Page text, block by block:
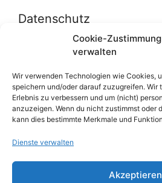
Cookie-Zustimmung
verwalten
Wir verwenden Technologien wie Cookies,
speichern und/oder darauf zuzugreifen. Wir
Erlebnis zu verbessern und um (nicht)
anzuzeigen. Wenn du nicht zustimmst oder
kann dies bestimmte Merkmale und
Dienste verwalten
Akzeptieren
Datenschutz
Datenschutzerklärung
Cookie-Richtlinie (EU)
Über uns
Impressum
Werben auf inn-sider